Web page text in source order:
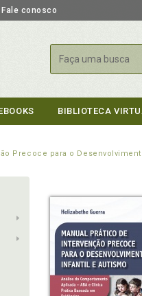
Fale conosco
Buscar
BIBLIOTECA
Precoce para o